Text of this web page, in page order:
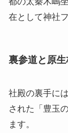
在として神社
裏参道と原
社殿の裏手に
された「豊玉
ます。